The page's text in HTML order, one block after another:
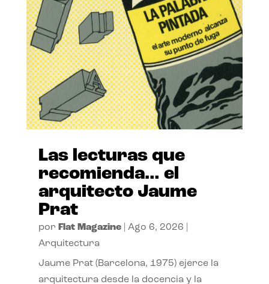
Las lecturas que
recomienda… el
arquitecto Jaume
Prat
por Flat Magazine| Ago 6, 2026
Arquitectura
Jaume Prat (Barcelona, 1975) ejerce la
arquitectura desde la docencia y la